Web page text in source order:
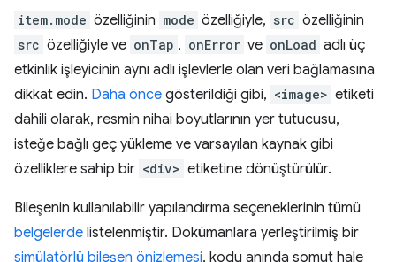
item.mode özelliğinin mode özelliğiyle, src özelliğinin
src özelliğiyle ve onTap , onError ve onLoad adlı üç
etkinlik işleyicinin aynı adlı işlevlerle olan veri bağlamasına
dikkat edin. Daha önce gösterildiği gibi, <image> etiketi
dahili olarak, resmin nihai boyutlarının yer tutucusu,
isteğe bağlı geç yükleme ve varsayılan kaynak gibi
özelliklere sahip bir <div> etiketine dönüştürülür.
Bileşenin kullanılabilir yapılandırma seçeneklerinin tümü
belgelerde listelenmiştir. Dokümanlara yerleştirilmiş bir
simülatörlü bileşen önizlemesi, kodu anında somut hale